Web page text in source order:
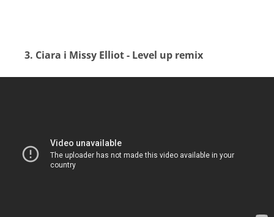
3. Ciara i Missy Elliot - Level up remix